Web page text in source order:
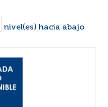
nivel(es) hacia abajo